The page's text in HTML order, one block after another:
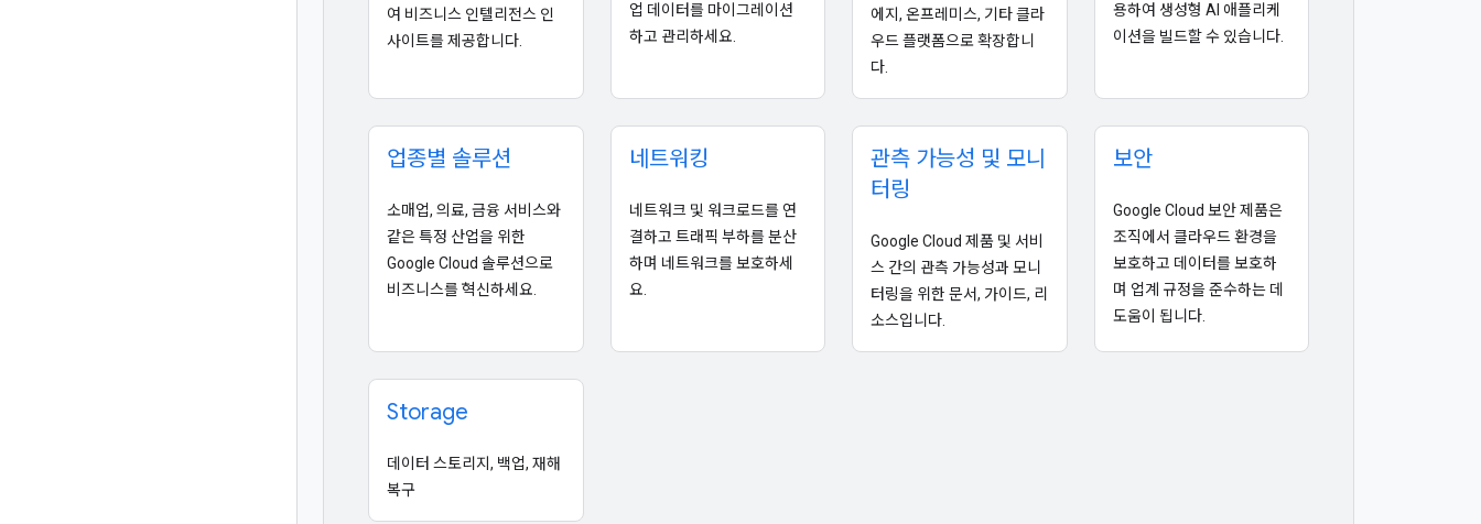
여 비즈니스 인텔리전스 인
사이트를 제공합니다.
업 데이터를 마이그레이션
하고 관리하세요.
에지, 온프레미스, 기타 클라
우드 플랫폼으로 확장합니
다.
용하여 생성형 AI 애플리케
이션을 빌드할 수 있습니다.
업종별 솔루션
소매업, 의료, 금융 서비스와
같은 특정 산업을 위한
Google Cloud 솔루션으로
비즈니스를 혁신하세요.
네트워킹
네트워크 및 워크로드를 연
결하고 트래픽 부하를 분산
하며 네트워크를 보호하세
요.
관측 가능성 및 모니
터링
Google Cloud 제품 및 서비
스 간의 관측 가능성과 모니
터링을 위한 문서, 가이드, 리
소스입니다.
보안
Google Cloud 보안 제품은
조직에서 클라우드 환경을
보호하고 데이터를 보호하
며 업계 규정을 준수하는 데
도움이 됩니다.
Storage
데이터 스토리지, 백업, 재해
복구